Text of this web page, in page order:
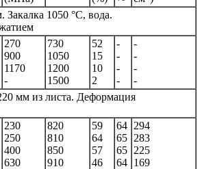
1050 °С, вода.
270
900
1170
-
730
1050
1200
1500
52
15
10
2
-
-
-
-
-
-
-
-
мм из листа. Деформация
230
250
400
630
820
810
850
910
59
64
57
46
64
65
65
64
294
283
225
169